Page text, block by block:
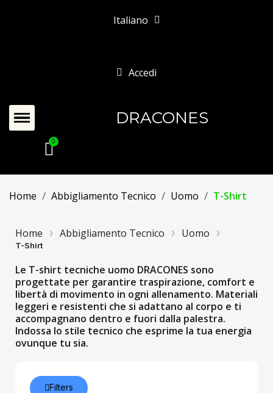
Italiano
Accedi
DRACONES
Home Abbigliamento Tecnico Uomo T-Shirt
Home Abbigliamento Tecnico Uomo
T-Shirt
Le T-shirt tecniche uomo DRACONES sono
progettate per garantire traspirazione, comfort e
libertà di movimento in ogni allenamento. Materiali
leggeri e resistenti che si adattano al corpo e ti
accompagnano dentro e fuori dalla palestra.
Indossa lo stile tecnico che esprime la tua energia
ovunque tu sia.
Filters